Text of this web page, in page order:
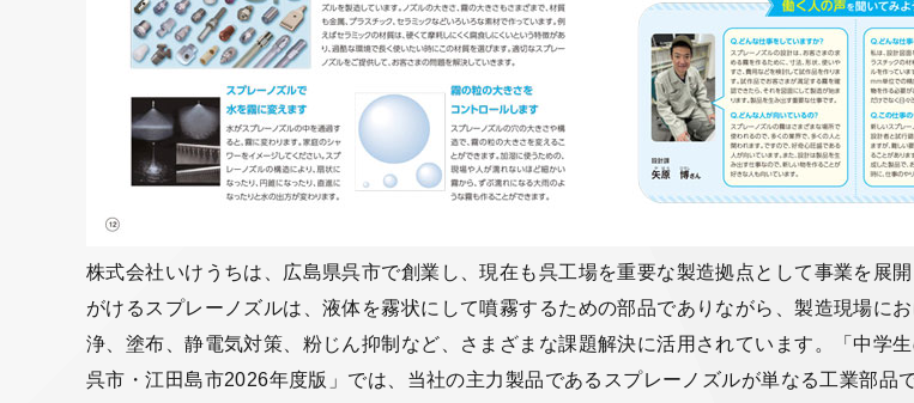
株式会社いけうちは、広島県呉市で創業し、現在も呉工場を重要な製造拠点として事業を展
がけるスプレーノズルは、液体を霧状にして噴霧するための部品でありながら、製造現場に
浄、塗布、静電気対策、粉じん抑制など、さまざまな課題解決に活用されています。「中学
呉市・江田島市2026年度版」では、当社の主力製品であるスプレーノズルが単なる工業部品